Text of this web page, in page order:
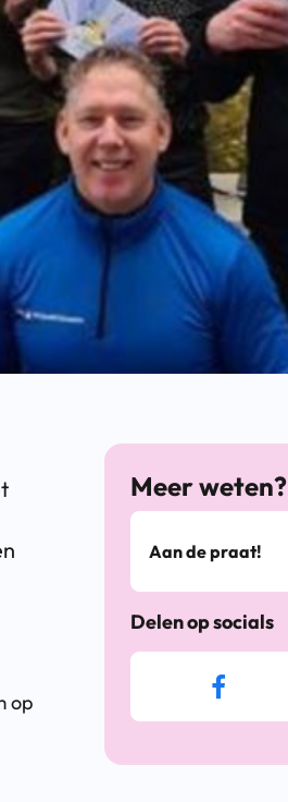
op
Meer weten?
Aan de praat!
Delen op socials